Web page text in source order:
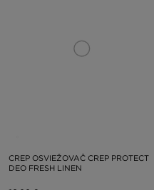
CREP OSVIEŽOVAČ CREP PROTECT
DEO FRESH LINEN